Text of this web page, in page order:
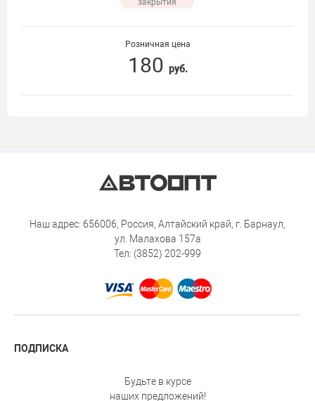
Розничная цена
180 руб.
Наш адрес: 656006, Россия, Алтайский край, г. Барнаул,
ул. Малахова 157а
Тел: (3852) 202-999
ПОДПИСКА
Будьте в курсе
наших предложений!